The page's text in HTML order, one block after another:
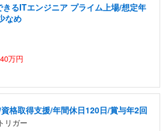
るITエンジニア プライム上場/想定年
なめ
万円
格取得支援/年間休日120日/賞与年2回
リガー